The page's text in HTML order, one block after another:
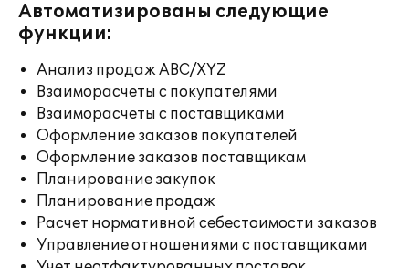
Автоматизированы следующие
функции:
Анализ продаж ABC/XYZ
Взаиморасчеты с покупателями
Взаиморасчеты с поставщиками
Оформление заказов покупателей
Оформление заказов поставщикам
Планирование закупок
Планирование продаж
Расчет нормативной себестоимости заказов
Управление отношениями с поставщиками